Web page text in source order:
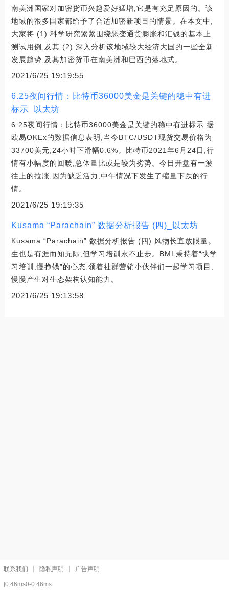
南美洲国家对加密货币兴趣爱好猛增,它是有充足原因的。该
地域的很多国家都给予了合适加密新项目的情景。在本文中,
大家将 (1) 科学研究紧紧围绕恶变通货膨胀和汇钱的基本上
测试用例,及其 (2) 深入分析该地域较大经济大国的一些全新
发展趋势,及其加密货币在南美洲和巴西的落地式。
2021/6/25 19:19:55
6.25夜间行情：比特币36000美金是关键的稳中有进
标示_以太坊
6.25夜间行情：比特币36000美金是关键的稳中有进标示 据
欧易OKEx的数据信息表明,当今BTC/USDT现货交易价格为
33700美元,24小时下滑幅0.6%。比特币2021年6月24日,行
情有小幅度的回暖,总体量比或是较为劣势。今日开盘有一波
往上的拉涨,因为缺乏活力,中午情况下发生了缩量下跌的行
情。
2021/6/25 19:19:35
Kusama “Parachain” 数据分析报告 (四)_以太坊
Kusama “Parachain” 数据分析报告 (四) 风物长宜放眼量。
生也是有涯而知无际,但学习培训永不止步。BML秉持着“快学
习培训,慢挣钱”的心态,领着社群营销小伙伴们一起学习项目,
慢慢产生对生态架构认知能力。
2021/6/25 19:13:58
联系我们 隐私声明 广告声明
[0:46ms0-0:46ms